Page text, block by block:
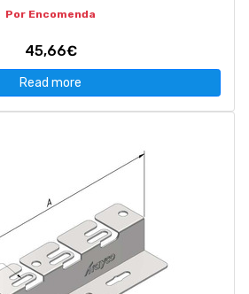
Por Encomenda
45,66€
Read more